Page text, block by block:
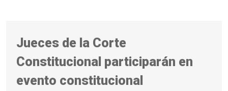
Jueces de la Corte
Constitucional participarán en
evento constitucional